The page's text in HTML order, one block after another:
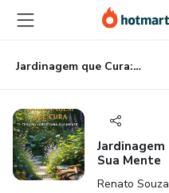
para
conteúdo
principal
para
pagamento
para
rodapé
Jardinagem que Cura: Terapia Verde Para Sua Mente
Jardinagem
Sua Mente
Renato Souza